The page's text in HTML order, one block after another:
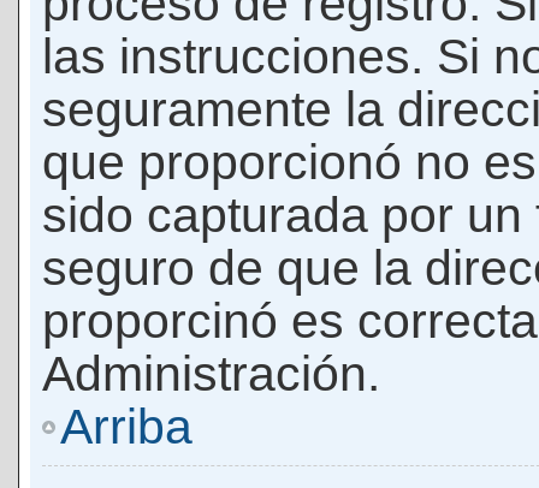
las instrucciones. Si
seguramente la
que proporcionó no
sido capturada por
seguro de que la
proporcinó es
Administración.
Arriba